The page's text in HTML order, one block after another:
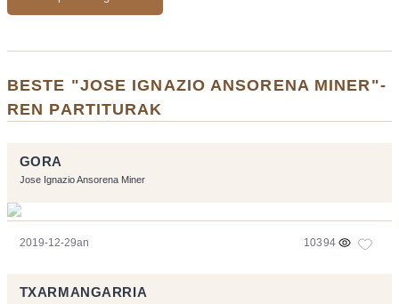
BESTE "JOSE IGNAZIO ANSORENA MINER"-
REN PARTITURAK
GORA
Jose Ignazio Ansorena Miner
2019-12-29an 10394
TXARMANGARRIA